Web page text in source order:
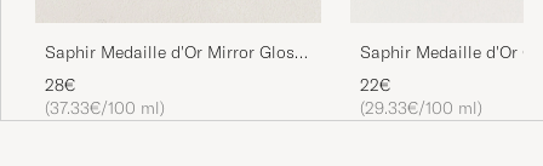
Saphir Medaille d'Or Mirror Gloss
75 ml Burgundy
28€
(37.33€/100 ml)
Saphir Medaille d'Or
Pommadier 1925 75 ml
22€
(29.33€/100 ml)